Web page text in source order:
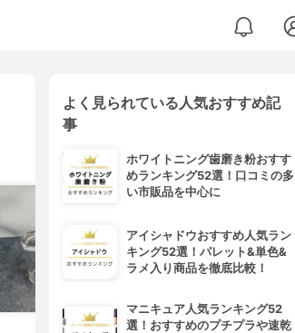
よく見られている人気おすすめ記
事
ホワイトニング歯磨き粉おすす
めランキング52選！口コミの多
い市販品を中心に
アイシャドウおすすめ人気ラン
キング52選！パレット&単色&
ラメ入り商品を徹底比較！
マニキュア人気ランキング52
選！おすすめのプチプラや速乾